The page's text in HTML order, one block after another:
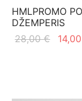
HMLPROMO
DŽEMPERIS
28,00€ 14,00